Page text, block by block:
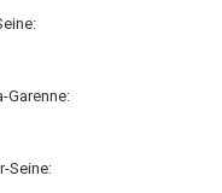
Garenne:
Seine: